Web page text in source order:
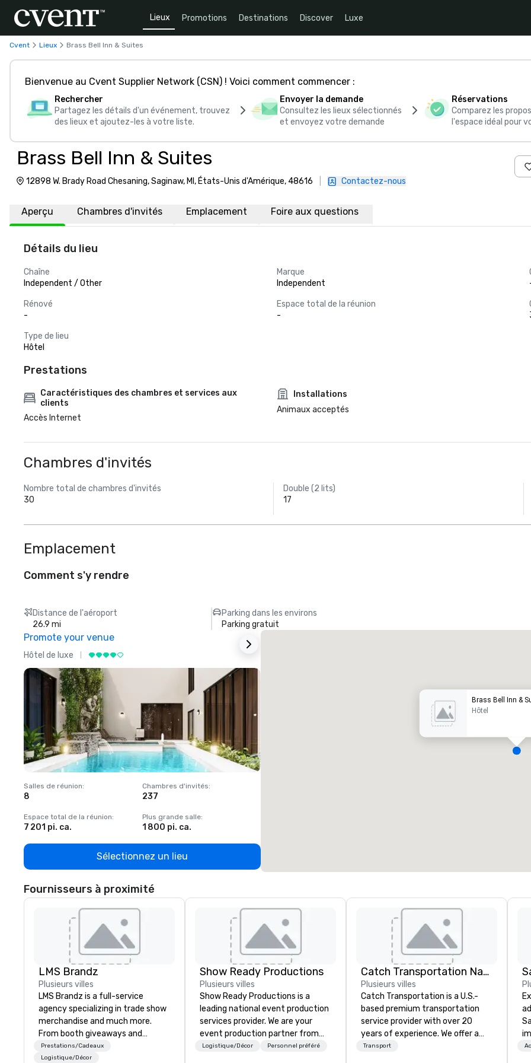
Lieux Promotions Destinations Discover Luxe
Cvent Lieux Brass Bell Inn & Suites
Bienvenue au Cvent Supplier Network (CSN) ! Voici comment commencer :
Rechercher
Partagez les détails d'un événement, trouvez
des lieux et ajoutez-les à votre liste.
Envoyer la demande
Consultez les lieux sélectionnés
et envoyez votre demande
Réservations
Comparez les
l'espace idéal pour
Brass Bell Inn & Suites
12898 W. Brady Road Chesaning, Saginaw, MI, États-Unis d'Amérique, 48616 Contactez-nous
Aperçu Chambres d'invités Emplacement Foire aux questions
Détails du lieu
Chaîne
Independent / Other
Marque
Independent
Rénové
-
Espace total de la réunion
-
Type de lieu
Hôtel
Prestations
Caractéristiques des chambres et services aux
clients
Accès Internet
Installations
Animaux acceptés
Chambres d'invités
Nombre total de chambres d'invités
30
Double (2 lits)
17
Emplacement
Comment s'y rendre
Distance de l'aéroport
26.9 mi
Parking dans les environs
Parking gratuit
Promote your venue
Hôtel de luxe
Salles de réunion:
8
Chambres d'invités:
237
Espace total de la réunion:
7 201 pi. ca.
Plus grande salle:
1 800 pi. ca.
Sélectionnez un lieu
Brass Bell Inn &
Hôtel
Fournisseurs à proximité
LMS Brandz
Plusieurs villes
LMS Brandz is a full-service
agency specializing in trade show
merchandise and much more.
From booth giveaways and
branded apparel to executive
gifting, displays, banners, signage,
Prestations/Cadeaux
Logistique/Décor
Show Ready Productions
Plusieurs villes
Show Ready Productions is a
leading national event production
services provider. We are your
event production partner from
start to finish. Our team is
Logistique/Décor Personnel préféré
Catch Transportation Nationwide
Plusieurs villes
Catch Transportation is a U.S.-
based premium transportation
service provider with over 20
years of experience. We offer a
wide range of travel solutions —
Transport